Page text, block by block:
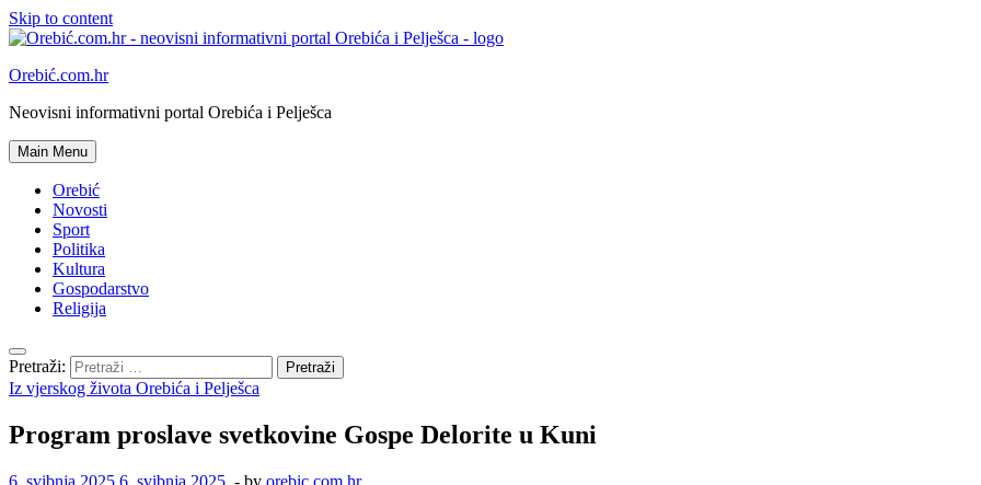
Skip to content
Orebić.com.hr
Neovisni informativni portal Orebića i Pelješca
Main Menu
Orebić
Novosti
Sport
Politika
Kultura
Gospodarstvo
Religija
Pretraži:
Iz vjerskog života Orebića i Pelješca
Program proslave svetkovine Gospe Delorite u Kuni
6. svibnja 2025.6. svibnja 2025. - by orebic.com.hr